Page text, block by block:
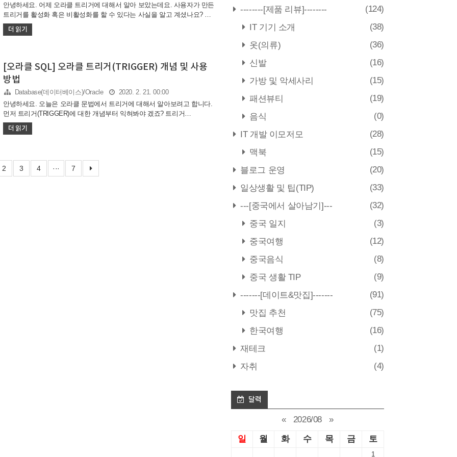
안녕하세요. 어제 오라클 트리거에 대해서 알아 보았는데요. 사용자가 만든
트리거를 활성화 혹은 비활성화를 할 수 있다는 사실을 알고 계셨나요? 트
리거는 굳이 삭제하지 않고, 활성화하거나 비활성화할 수 있습니다. 그럼
어떻게 SQL문으로 트리거를 활성화, 비활성화 하는지 알아 보도록 하겠습
{DISABLE|ENABLE} ALL TRIGGERS; 트리거 단위 또는 테이블에 포함된
모든 트리거를 활성화 또는 비활성화 할 수 있습니다. 그럼 어제 예시로 만
들었던 TR_STUDENT_TEST 트리거를 비활성화 시켜 보도록 하겠습니다.
예제 코드
더 읽기
[오라클 SQL] 오라클 트리거(TRIGGER) 개념 및 사용
방법
Database(데이터베이스)/Oracle
2020. 2. 21. 00:00
안녕하세요. 오늘은 오라클 문법에서 트리거에 대해서 알아보려고 합니다.
먼저 트리거(TRIGGER)에 대한 개념부터 익혀봐야 겠죠? 트리거
(TRIGGER)란 무엇인가? - 트리거는 데이터베이스 이벤트에 반응하여 실행
되는 프로그램 단위입니다. 트리거의 주요 사용 목적은 테이블 데이터의 무
(TRIGGER)란? - DML 트리거는 DML 문(INSERT, UPDATE, DELETE)이 테
이블의 하나 이상의 데이터에 영향을 미칠 때에 자동으로 실행되는 트리거
더 읽기
2 3 4 ··· 7
--------[제품 리뷰]--------
(124)
IT 기기 소개
(38)
옷(의류)
(36)
신발
(16)
가방 및 악세사리
(15)
패션뷰티
(19)
음식
(0)
IT 개발 이모저모
(28)
맥북
(15)
블로그 운영
(20)
일상생활 및 팁(TIP)
(33)
---[중국에서 살아남기]---
(32)
중국 일지
(3)
중국여행
(12)
중국음식
(8)
중국 생활 TIP
(9)
-------[데이트&맛집]-------
(91)
맛집 추천
(75)
한국여행
(16)
재테크
(1)
자취
(4)
달력
« 2026/08
»
일
월 화 수 목 금 토
1